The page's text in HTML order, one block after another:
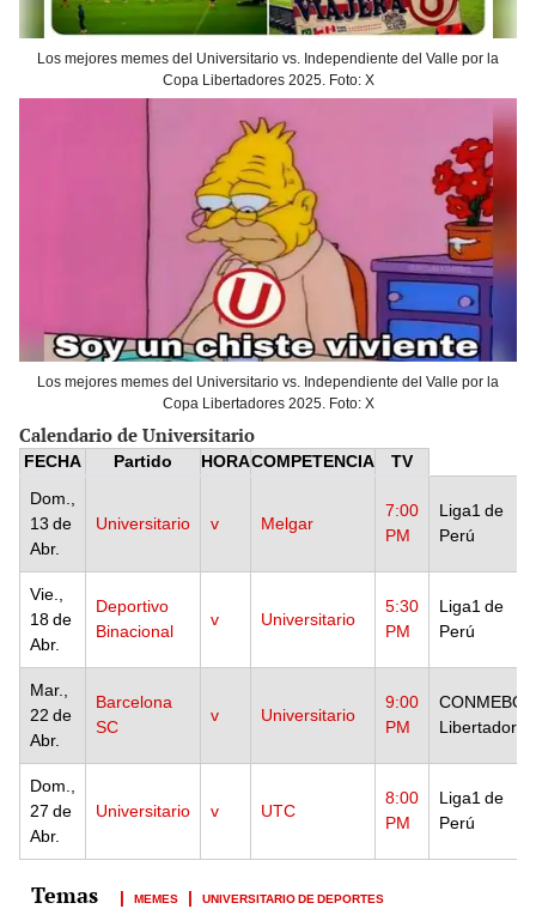
Los mejores memes del Universitario vs. Independiente del Valle por la
Copa Libertadores 2025. Foto: X
Los mejores memes del Universitario vs. Independiente del Valle por la
Copa Libertadores 2025. Foto: X
Calendario de Universitario
FECHA Partido HORACOMPETENCIA
TV
Dom.,
13 de
Abr.
Universitario v Melgar
7:00
PM
Liga1 de
Perú
Vie.,
18 de
Abr.
Deportivo
Binacional
v Universitario
5:30
PM
Liga1 de
Perú
Mar.,
22 de
Abr.
Barcelona
SC
v Universitario
9:00
PM
CONMEBOL
Libertadores
Dom.,
27 de
Abr.
Universitario v UTC
8:00
PM
Liga1 de
Perú
MEMES
UNIVERSITARIO DE DEPORTES